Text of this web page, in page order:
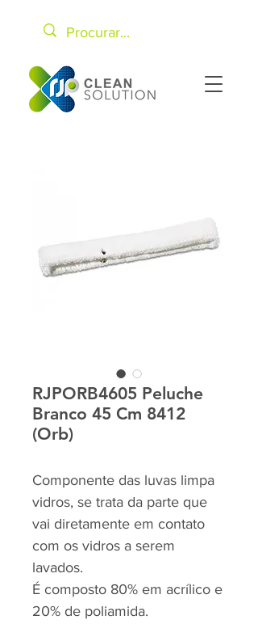
RJPORB4605 Peluche
Branco 45 Cm 8412
(Orb)
Componente das luvas limpa
vidros, se trata da parte que
vai diretamente em contato
com os vidros a serem
lavados.
É composto 80% em acrílico e
20% de poliamida.